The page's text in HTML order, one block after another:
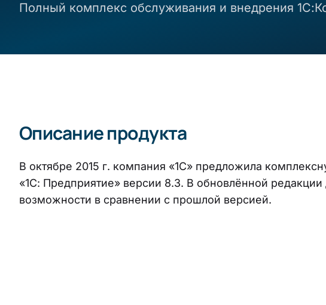
Полный комплекс обслуживания и внедрения
Описание продукта
В октябре 2015 г. компания «1С» предложила
«1С: Предприятие» версии 8.3. В обновлённой
возможности в сравнении с прошлой версией.